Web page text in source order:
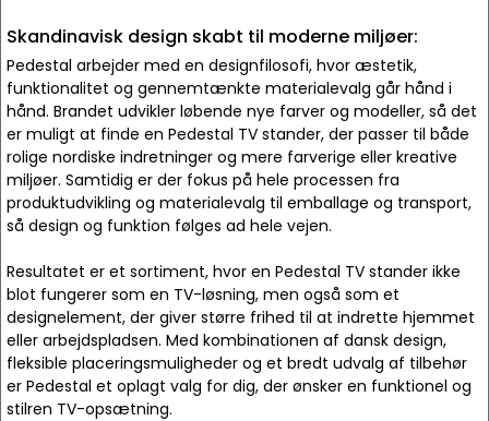
Skandinavisk design skabt til moderne miljøer:
Pedestal arbejder med en designfilosofi, hvor æstetik,
funktionalitet og gennemtænkte materialevalg går hånd i
hånd. Brandet udvikler løbende nye farver og modeller, så det
er muligt at finde en Pedestal TV stander, der passer til både
rolige nordiske indretninger og mere farverige eller kreative
miljøer. Samtidig er der fokus på hele processen fra
produktudvikling og materialevalg til emballage og transport,
så design og funktion følges ad hele vejen.
Resultatet er et sortiment, hvor en Pedestal TV stander ikke
blot fungerer som en TV-løsning, men også som et
designelement, der giver større frihed til at indrette hjemmet
eller arbejdspladsen. Med kombinationen af dansk design,
fleksible placeringsmuligheder og et bredt udvalg af tilbehør
er Pedestal et oplagt valg for dig, der ønsker en funktionel og
stilren TV-opsætning.